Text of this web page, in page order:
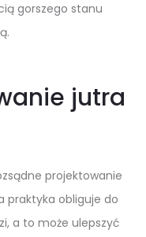
gorszego stanu
jutra
projektowanie
praktyka obliguje do
a to może ulepszyć